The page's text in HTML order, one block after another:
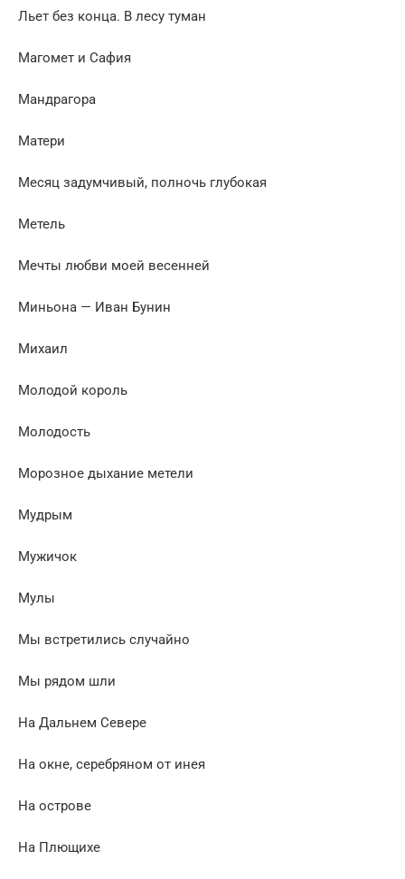
Льет без конца. В лесу туман
Магомет и Сафия
Мандрагора
Матери
Месяц задумчивый, полночь глубокая
Метель
Мечты любви моей весенней
Миньона — Иван Бунин
Михаил
Молодой король
Молодость
Морозное дыхание метели
Мудрым
Мужичок
Мулы
Мы встретились случайно
Мы рядом шли
На Дальнем Севере
На окне, серебряном от инея
На острове
На Плющихе